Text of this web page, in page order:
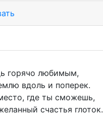
горячо любимым,
вдоль и поперек.
где ты сможешь,
счастья глоток.